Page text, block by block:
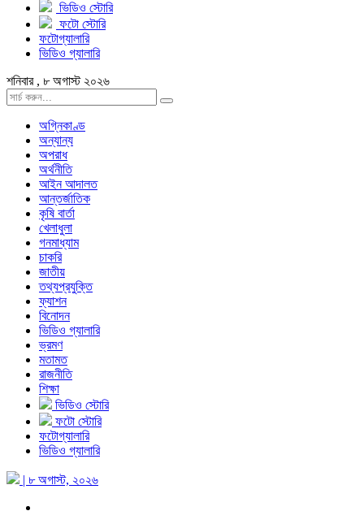
ভিডিও স্টোরি
ফটো স্টোরি
ফটোগ্যালারি
ভিডিও গ্যালারি
শনিবার , ৮ অগাস্ট ২০২৬
অগ্নিকাণ্ড
অন্যান্য
অপরাধ
অর্থনীতি
আইন আদালত
আন্তর্জাতিক
কৃষি বার্তা
খেলাধুলা
গনমাধ্যাম
চাকরি
জাতীয়
তথ্যপ্রযুক্তি
ফ্যাশন
বিনোদন
ভিডিও গ্যালারি
ভ্রমণ
মতামত
রাজনীতি
শিক্ষা
ভিডিও স্টোরি
ফটো স্টোরি
ফটোগ্যালারি
ভিডিও গ্যালারি
| ৮ অগাস্ট, ২০২৬